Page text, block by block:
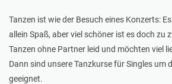
Tanzen ist wie der Besuch eines Konzerts:
allein Spaß, aber viel schöner ist es doch zu
Tanzen ohne Partner leid und möchten viel
Dann sind unsere Tanzkurse für Singles um
geeignet.